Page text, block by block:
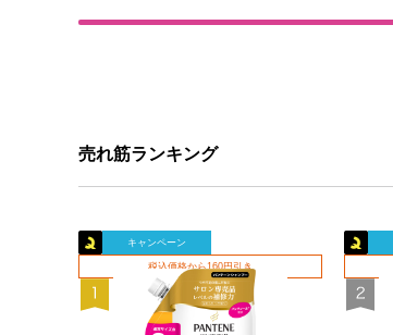
売れ筋ランキング
キャンペーン
税込価格から160円引き